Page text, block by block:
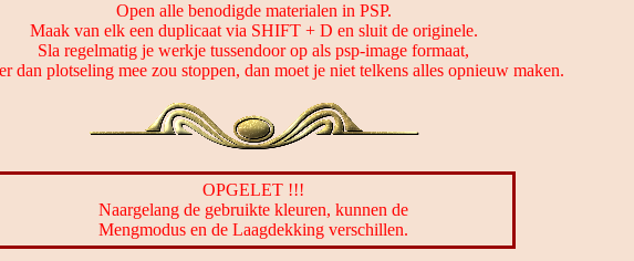
Open alle benodigde materialen in PSP.
Maak van elk een duplicaat via SHIFT + D en sluit de originele.
Sla regelmatig je werkje tussendoor op als psp-image formaat,
dan plotseling mee zou stoppen, dan moet je niet telkens alles opnieuw maken.
OPGELET !!!
Naargelang de gebruikte kleuren, kunnen de
Mengmodus en de Laagdekking verschillen.